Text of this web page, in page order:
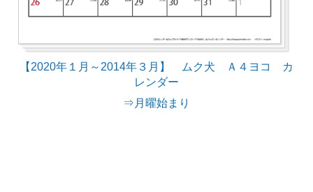
【2020年１月～2014年３月】 ムク犬 Ａ４ヨコ カ
レンダー
⇒月曜始まり